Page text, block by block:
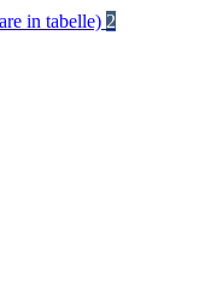
in tabelle) 2